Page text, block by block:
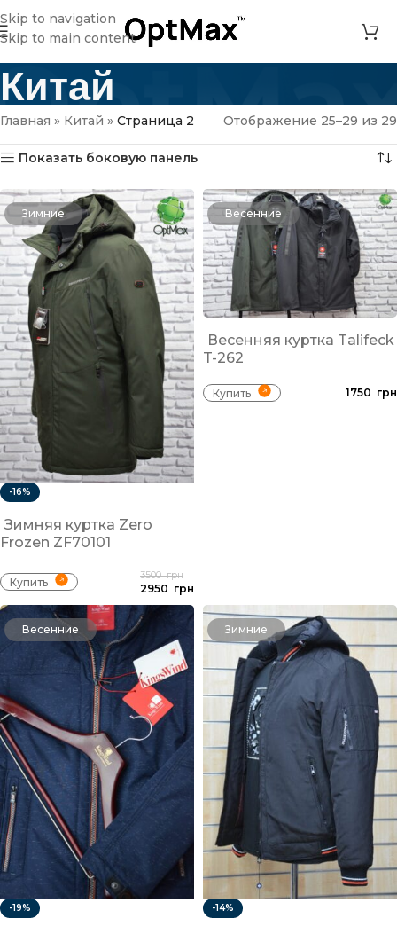
Skip to navigation
Skip to main content
Китай
Главная » Китай » Страница 2 Отображение 25–29 из 29
Показать боковую панель
Зимние
-16%
Зимняя куртка Zero
Frozen ZF70101
Купить
3500грн
2950 грн
Весенние
Весенняя куртка Talifeck
T-262
Купить 1750 грн
Весенние
-19%
Зимние
-14%